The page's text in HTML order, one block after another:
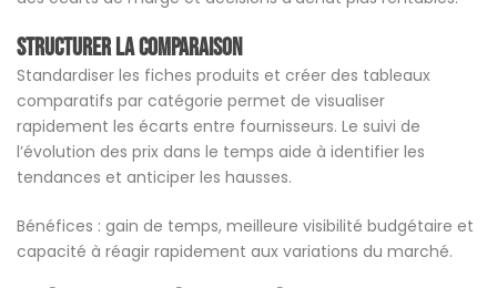
Structurer la comparaison
Standardiser les fiches produits et créer des tableaux
comparatifs par catégorie permet de visualiser
rapidement les écarts entre fournisseurs. Le suivi de
l’évolution des prix dans le temps aide à identifier les
tendances et anticiper les hausses.
Bénéfices : gain de temps, meilleure visibilité budgétaire et
capacité à réagir rapidement aux variations du marché.